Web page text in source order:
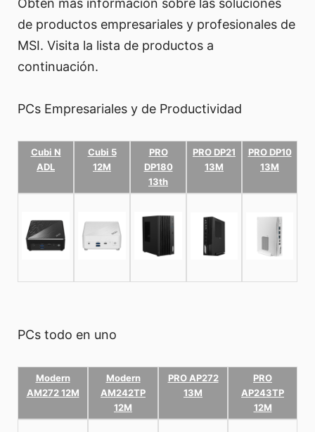
Obtén más información sobre las soluciones
de productos empresariales y profesionales de
MSI. Visita la lista de productos a
continuación.
PCs Empresariales y de Productividad
Cubi N
ADL
Cubi 5
12M
PRO
DP180
13th
PRO DP21
13M
PRO DP10
13M
PCs todo en uno
Modern
AM272 12M
Modern
AM242TP
12M
PRO AP272
13M
PRO
AP243TP
12M